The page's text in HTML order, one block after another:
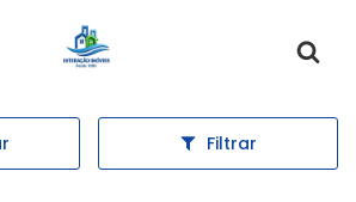
Página inicial
Filtrar